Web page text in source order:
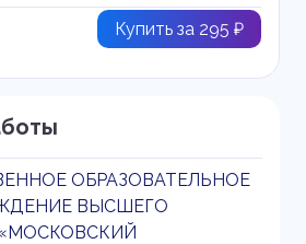
Купить за 295 ₽
ОБРАЗОВАТЕЛЬНОЕ
ВЫСШЕГО